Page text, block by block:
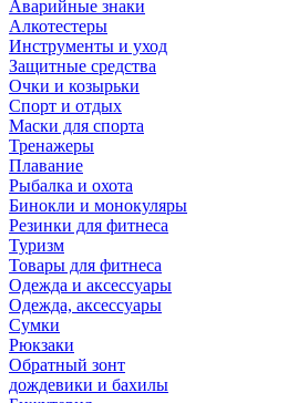
Аварийные знаки
Алкотестеры
Инструменты и уход
Защитные средства
Очки и козырьки
Спорт и отдых
Маски для спорта
Тренажеры
Плавание
Рыбалка и охота
Бинокли и монокуляры
Резинки для фитнеса
Туризм
Товары для фитнеса
Одежда и аксессуары
Одежда, аксессуары
Сумки
Рюкзаки
Обратный зонт
дождевики и бахилы